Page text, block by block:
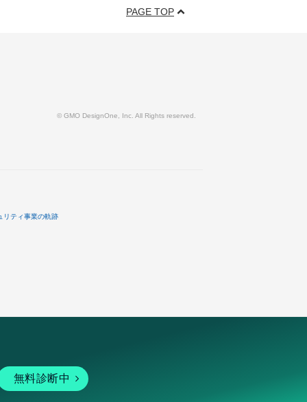
PAGE TOP
© GMO DesignOne, Inc. All Rights reserved.
リティ事業の軌跡
無料診断中